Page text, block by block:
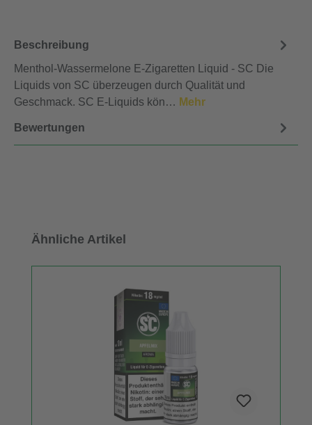
Beschreibung
Menthol-Wassermelone E-Zigaretten Liquid - SC Die
Liquids von SC überzeugen durch Qualität und
Geschmack. SC E-Liquids kön… Mehr
Bewertungen
Produktgalerie überspringen
Ähnliche Artikel